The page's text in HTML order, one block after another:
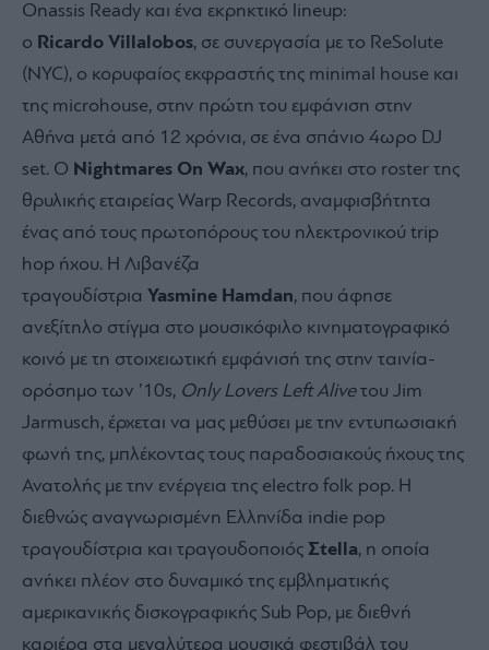
Onassis Ready και ένα εκρηκτικό lineup:
ο Ricardo Villalobos, σε συνεργασία με το ReSolute
(NYC), ο κορυφαίος εκφραστής της minimal house και
της microhouse, στην πρώτη του εμφάνιση στην
Αθήνα μετά από 12 χρόνια, σε ένα σπάνιο 4ωρο DJ
set. Ο Nightmares On Wax, που ανήκει στο roster της
θρυλικής εταιρείας Warp Records, αναμφισβήτητα
ένας από τους πρωτοπόρους του ηλεκτρονικού trip
hop ήχου. Η Λιβανέζα
τραγουδίστρια Yasmine Hamdan, που άφησε
ανεξίτηλο στίγμα στο μουσικόφιλο κινηματογραφικό
κοινό με τη στοιχειωτική εμφάνισή της στην ταινία-
ορόσημο των ’10s, Only Lovers Left Aliveτου Jim
Jarmusch, έρχεται να μας μεθύσει με την εντυπωσιακή
φωνή της, μπλέκοντας τους παραδοσιακούς ήχους της
Ανατολής με την ενέργεια της electro folk pop. Η
διεθνώς αναγνωρισμένη Ελληνίδα indie pop
τραγουδίστρια και τραγουδοποιός Σtella, η οποία
ανήκει πλέον στο δυναμικό της εμβληματικής
αμερικανικής δισκογραφικής Sub Pop, με διεθνή
καριέρα στα μεγαλύτερα μουσικά φεστιβάλ του